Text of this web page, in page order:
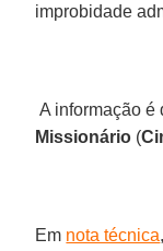
improbidade
A informação é
Missionário (
Em nota técnica